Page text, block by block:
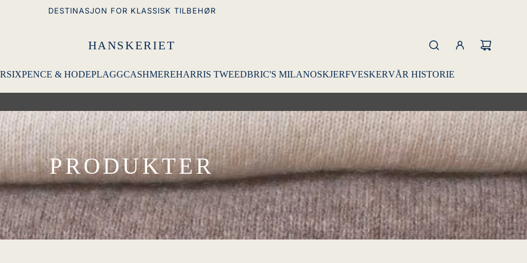
DESTINASJON FOR KLASSISK TILBEHØR
HANSKERIET
SIXPENCE & HODEPLAGGCASHMEREHARRIS TWEEDBRIC'S MILANOSKJERFVESKERVÅR HISTORIE
PRODUKTER